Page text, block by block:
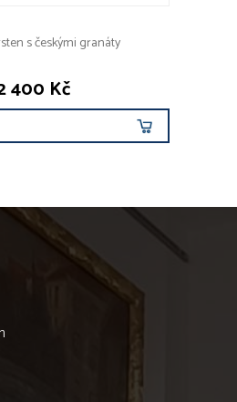
s českými granáty
400 Kč